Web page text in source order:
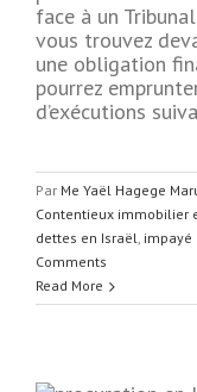
face à un
vous trouvez
une obligation
pourrez
d’exécutions
Par Me Yaël Hagege
Contentieux immobilier
dettes en Israël, impayé
Comments
Read More